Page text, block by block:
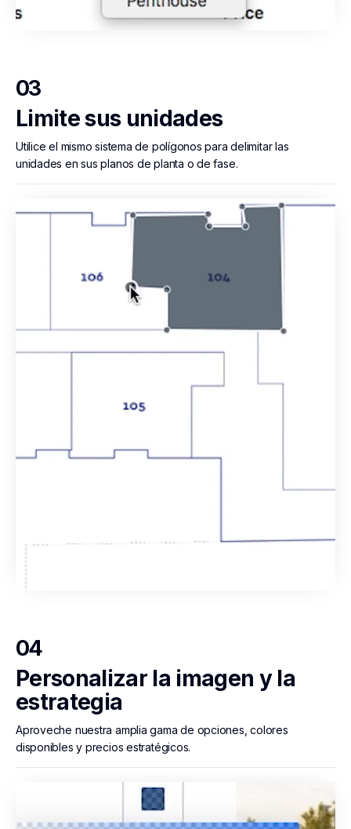
03
Limite sus unidades
Utilice el mismo sistema de polígonos para delimitar las
unidades en sus planos de planta o de fase.
04
Personalizar la imagen y la
estrategia
Aproveche nuestra amplia gama de opciones, colores
disponibles y precios estratégicos.